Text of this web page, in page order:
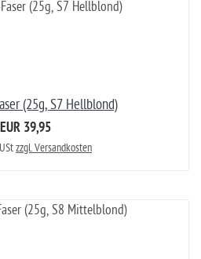
(25g, S7 Hellblond)
EUR 39,95
zzgl. Versandkosten